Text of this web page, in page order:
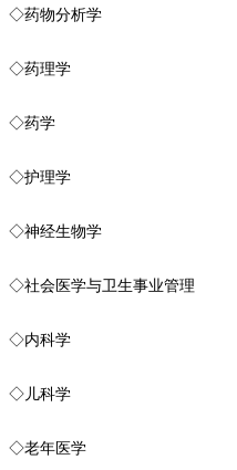
◇药物分析学
◇药理学
◇药学
◇护理学
◇神经生物学
◇社会医学与卫生事业管理
◇内科学
◇儿科学
◇老年医学